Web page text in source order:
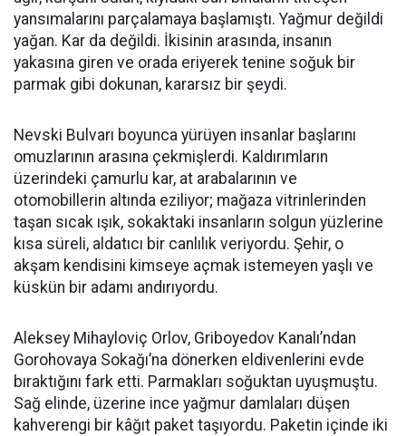
yansımalarını parçalamaya başlamıştı. Yağmur değildi
yağan. Kar da değildi. İkisinin arasında, insanın
yakasına giren ve orada eriyerek tenine soğuk bir
parmak gibi dokunan, kararsız bir şeydi.
Nevski Bulvarı boyunca yürüyen insanlar başlarını
omuzlarının arasına çekmişlerdi. Kaldırımların
üzerindeki çamurlu kar, at arabalarının ve
otomobillerin altında eziliyor; mağaza vitrinlerinden
taşan sıcak ışık, sokaktaki insanların solgun yüzlerine
kısa süreli, aldatıcı bir canlılık veriyordu. Şehir, o
akşam kendisini kimseye açmak istemeyen yaşlı ve
küskün bir adamı andırıyordu.
Aleksey Mihayloviç Orlov, Griboyedov Kanalı’ndan
Gorohovaya Sokağı’na dönerken eldivenlerini evde
bıraktığını fark etti. Parmakları soğuktan uyuşmuştu.
Sağ elinde, üzerine ince yağmur damlaları düşen
kahverengi bir kâğıt paket taşıyordu. Paketin içinde iki